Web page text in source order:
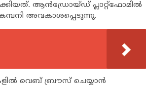
ആന്‍ഡ്രോയ്ഡ് പ്ലാറ്റ്‌ഫോമില്‍
അവകാശപ്പെടുന്നു.
വെബ് ബ്രൗസ് ചെയ്യാന്‍